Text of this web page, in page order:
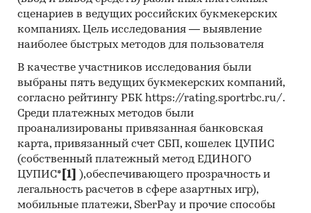
ультразвуковой терапии, аппара
901920 - Аппаратура для озоновой,
кислородной, аэрозольной терапии,
искусственного дыхания или прочая
терапевтическая дыхательная аппаратура
(ингаляторы)
Представлена информация об объеме импорта
и экспорта заянварь 2019 - май 2024в
натуральном и денежном выражении с
детализацией в разрезе стран, а также
сценариев в ведущих российских букмекерских
компаниях. Цель исследования — выявление
наиболее быстрых методов для пользователя
В качестве участников исследования были
выбраны пять ведущих букмекерских компаний,
согласно рейтингу РБК https://rating.sportrbc.ru/.
Среди платежных методов были
проанализированы привязанная банковская
карта, привязанный счет СБП, кошелек ЦУПИС
(собственный платежный метод ЕДИНОГО
ЦУПИС* [1]
),обеспечивающего прозрачность и
легальность расчетов в сфере азартных игр),
мобильные платежи, SberPay и прочие способы